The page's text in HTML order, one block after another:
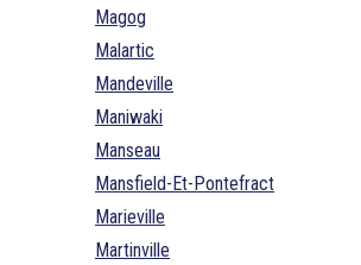
Magog
Malartic
Mandeville
Maniwaki
Manseau
Mansfield-Et-Pontefract
Marieville
Martinville